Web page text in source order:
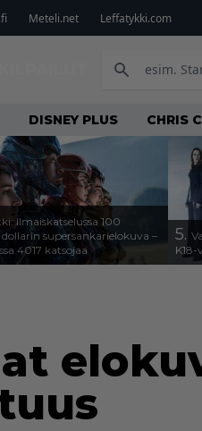
Meteli.net Leffatykki.com
DISNEY PLUS CHRIS
Ilmaiskatselussa 100
supersankarielokuva –
4017 katsojaa
5.
K18-